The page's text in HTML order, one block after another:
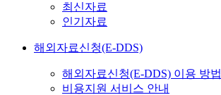
최신자료
인기자료
해외자료신청(E-DDS)
해외자료신청(E-DDS) 이용 방법
비용지원 서비스 안내